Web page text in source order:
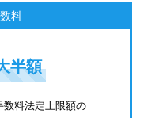
料
半額
数料法定上限額の